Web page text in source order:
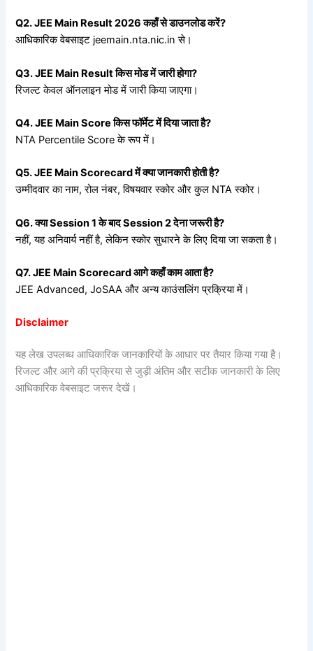
Q2. JEE Main Result 2026कहाँसेडाउनलोडकरें?
आधिकारिक वेबसाइट jeemain.nta.nic.in से।
Q3. JEE Main Resultकिसमोडमेंजारीहोगा?
रिजल्ट केवल ऑनलाइन मोड में जारी किया जाएगा।
Q4. JEE Main Scoreकिसफॉर्मेटमेंदियाजाताहै?
NTA Percentile Score के रूप में।
Q5. JEE Main Scorecardमेंक्याजानकारीहोतीहै?
उम्मीदवार का नाम, रोल नंबर, विषयवार स्कोर और कुल NTA स्कोर।
Q6.क्या Session 1केबाद Session 2देनाजरूरीहै?
नहीं, यह अनिवार्य नहीं है, लेकिन स्कोर सुधारने के लिए दिया जा सकता है।
Q7. JEE Main Scorecardआगेकहाँकामआताहै?
JEE Advanced, JoSAA और अन्य काउंसलिंग प्रक्रिया में।
Disclaimer
यह लेख उपलब्ध आधिकारिक जानकारियों के आधार पर तैयार किया गया है।
रिजल्ट और आगे की प्रक्रिया से जुड़ी अंतिम और सटीक जानकारी के लिए
आधिकारिक वेबसाइट जरूर देखें।